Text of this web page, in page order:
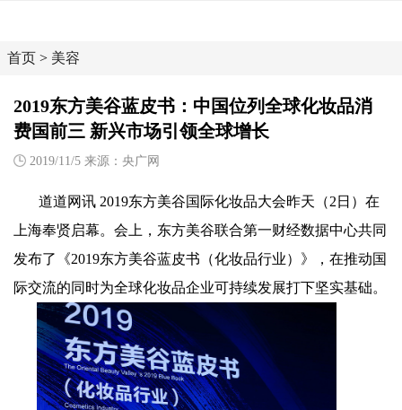
首页 > 美容
2019东方美谷蓝皮书：中国位列全球化妆品消
费国前三 新兴市场引领全球增长
2019/11/5 来源：央广网
道道网讯 2019东方美谷国际化妆品大会昨天（2日）在
上海奉贤启幕。会上，东方美谷联合第一财经数据中心共同
发布了《2019东方美谷蓝皮书（化妆品行业）》，在推动国
际交流的同时为全球化妆品企业可持续发展打下坚实基础。